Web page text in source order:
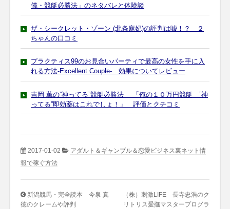
儀・競艇必勝法」のネタバレと体験談
ザ・シークレット・ゾーン (北条麻妃)の評判は嘘！？ ２
ちゃんの口コミ
プラクティス99のお見合いパーティで最高の女性を手に入
れる方法-Excellent Couple- 効果についてレビュー
吉岡 薫の”神ってる”競艇必勝法 「俺の１０万円競艇 ”神
ってる”即効薬はこれでしょ！」 評価とクチコミ
2017-01-02
アダルト＆ギャンブル＆恋愛ビジネス裏ネット情
報で稼ぐ方法
新潟競馬・完全読本 今泉 真
徳のクレームや評判
（株）刺激LIFE 長寺忠浩のク
リトリス愛撫マスタープログラ